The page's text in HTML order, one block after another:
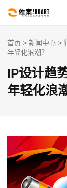
首页 > 新闻中心 >
年轻化浪潮？
IP设计趋
年轻化浪